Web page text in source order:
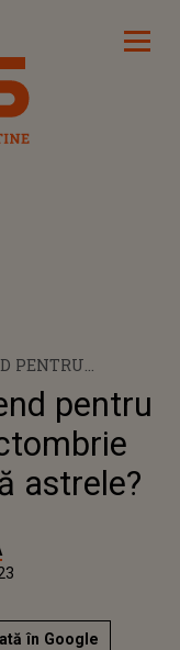
PENTRU
2023. CE NE
pentru
astrele?
în Google